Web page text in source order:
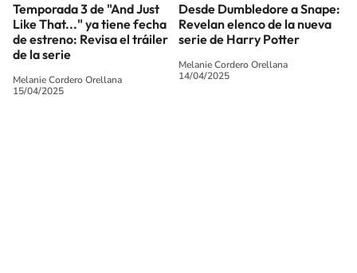
Temporada 3 de "And Just
Like That..." ya tiene fecha
de estreno: Revisa el tráiler
de la serie
Melanie Cordero Orellana
15/04/2025
Desde Dumbledore a Snape:
Revelan elenco de la nueva
serie de Harry Potter
Melanie Cordero Orellana
14/04/2025